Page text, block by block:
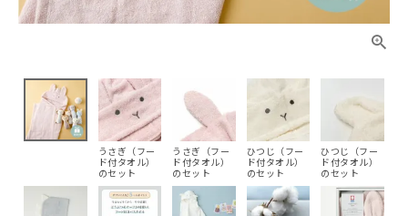
うさぎ（フー
ド付タオル）
のセット
うさぎ（フー
ド付タオル）
のセット
ひつじ（フー
ド付タオル）
のセット
ひつじ（フー
ド付タオル）
のセット